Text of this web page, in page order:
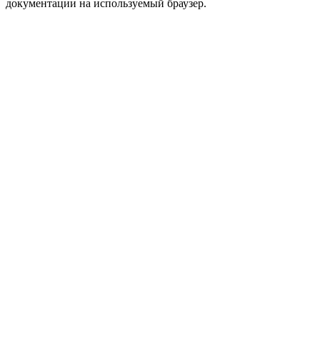
документации на используемый браузер.